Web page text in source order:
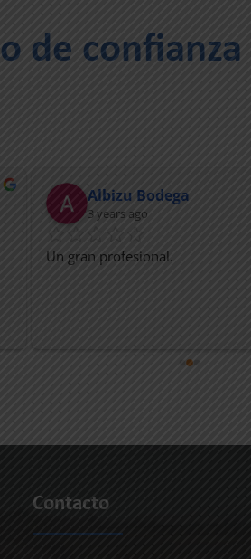
de
Albizu Bodega
3 years ago
Un gran profesional.
Contacto